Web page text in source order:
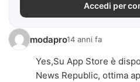
Accedi per
modapro14 anni fa
Yes,Su App Store è
News Republic, ottima